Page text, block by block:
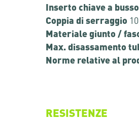
Inserto chiave a
Coppia di serraggio
Materiale giunto /
Max. disassamento
Norme relative al
RESISTENZE